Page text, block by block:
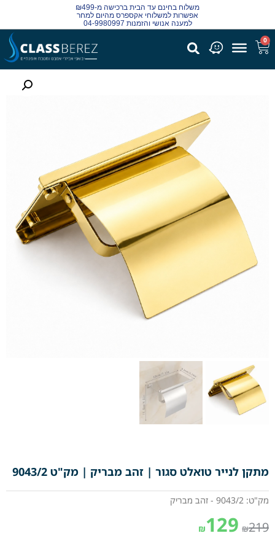
משלוח בחינם עד הבית ברכישה מ-₪499
אפשרות למשלוחי אקספרס מהיום למחר
למענה אנושי והזמנות 04-9980997
0
מתקן לנייר טואלט סגור | זהב מבריק | מק"ט 9043/2
מק"ט: 9043/2 - זהב מבריק
₪219
₪129